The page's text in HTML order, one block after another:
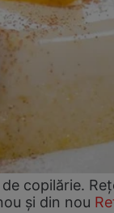
copilărie.
și din nou